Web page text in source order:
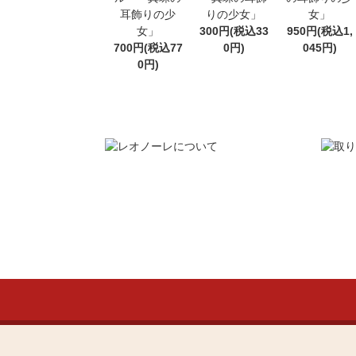
耳飾りの少
女」
700円(税込77
0円)
りの少女」
300円(税込33
0円)
女」
950円(税込1,
045円)